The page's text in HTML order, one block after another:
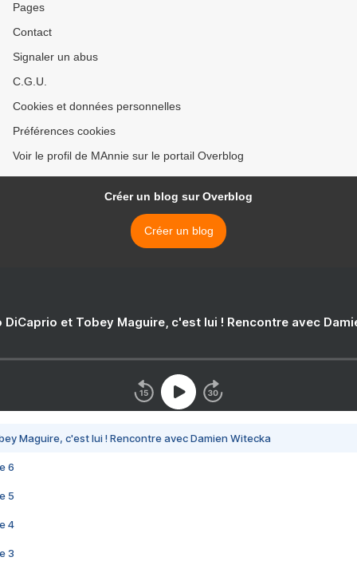
Pages
Contact
Signaler un abus
C.G.U.
Cookies et données personnelles
Préférences cookies
Voir le profil de MAnnie sur le portail Overblog
Créer un blog sur Overblog
Créer un blog
DiCaprio et Tobey Maguire, c'est lui ! Rencontre avec
Maguire, c'est lui ! Rencontre avec Damien Witecka
6
5
4
3